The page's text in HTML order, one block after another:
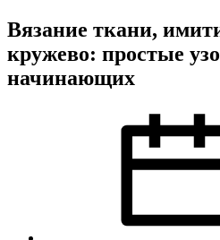
Вязание ткани,
кружево: простые
начинающих